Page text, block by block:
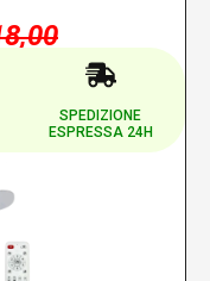
SPEDIZIONE
ESPRESSA 24H